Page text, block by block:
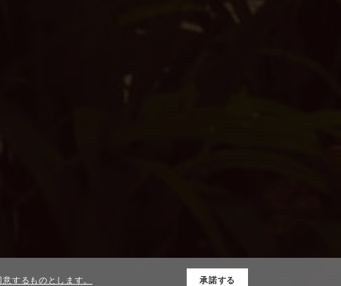
するものとします。 承諾する